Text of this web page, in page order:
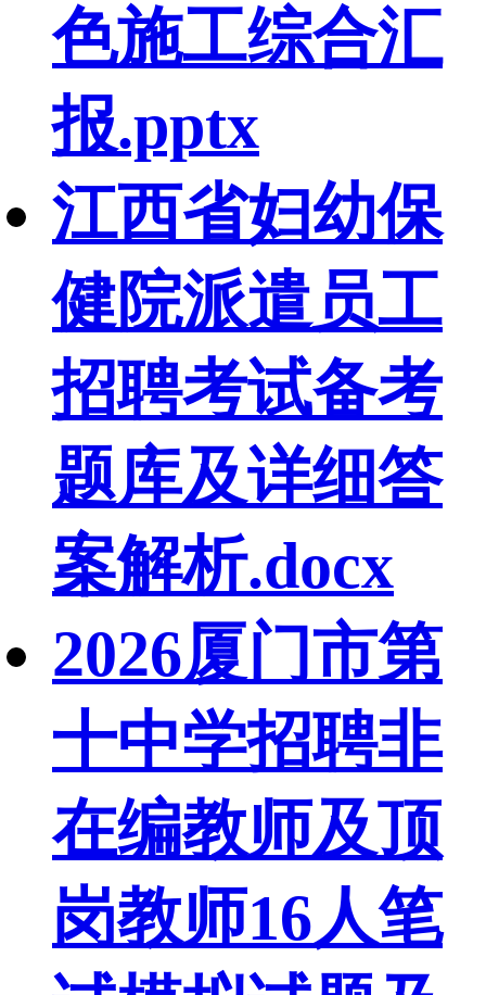
色施工综合汇
报.pptx
江西省妇幼保
健院派遣员工
招聘考试备考
题库及详细答
案解析.docx
2026厦门市第
十中学招聘非
在编教师及顶
岗教师16人笔